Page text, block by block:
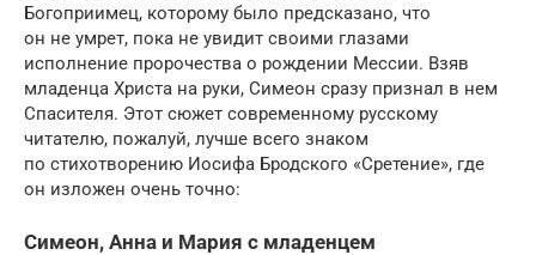
Богоприимец, которому было пред­сказано, что
он не умрет, пока не увидит своими глазами
исполнение проро­чества о рождении Мессии. Взяв
младенца Христа на руки, Симеон сразу признал в нем
Спасителя. Этот сюжет современному русскому
читателю, пожалуй, лучше всего знаком
по стихотворению Иосифа Бродского «Срете­ние», где
он изло­жен очень точно:
Симеон, Анна и Мария с младенцем